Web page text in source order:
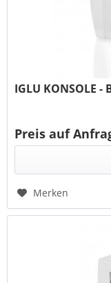
IGLU KONSOLE -
Preis auf
Merken